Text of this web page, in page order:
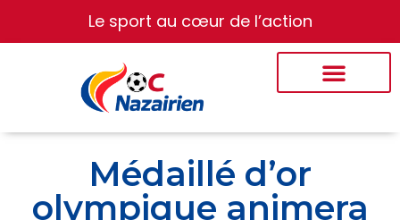
Le sport au cœur de l’action
Médaillé d’or
olympique animera